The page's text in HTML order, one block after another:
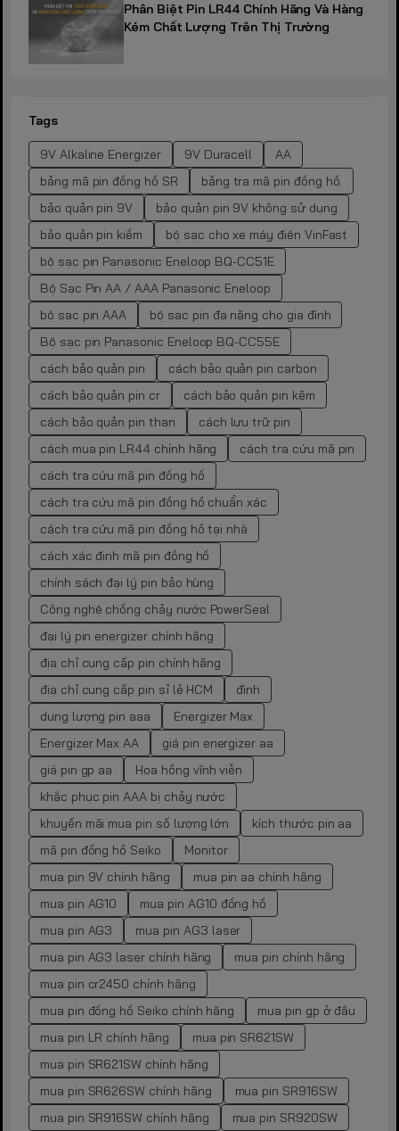
Phân Biệt Pin LR44 Chính Hãng Và Hàng
Kém Chất Lượng Trên Thị Trường
Tags
9V Alkaline Energizer 9V Duracell
AA
bảng mã pin đồng hồ SR
bảng tra mã pin đồng hồ.
bảo quản pin 9V
bảo quản pin 9V không sử dụng
bảo quản pin kiềm
bộ sạc cho xe máy điện VinFast
bộ sạc pin Panasonic Eneloop BQ-CC51E
Bộ Sạc Pin AA / AAA Panasonic Eneloop
bộ sạc pin AAA
bộ sạc pin đa năng cho gia đình
Bộ sạc pin Panasonic Eneloop BQ-CC55E
cách bảo quản pin
cách bảo quản pin carbon
cách bảo quản pin cr
cách bảo quản pin kẽm
cách bảo quản pin than
cách lưu trữ pin
cách mua pin LR44 chính hãng
cách tra cứu mã pin
cách tra cứu mã pin đồng hồ
cách tra cứu mã pin đồng hồ chuẩn xác
cách tra cứu mã pin đồng hồ tại nhà
cách xác định mã pin đồng hồ
chính sách đại lý pin bảo hùng
Công nghệ chống chảy nước PowerSeal
đại lý pin energizer chính hãng
địa chỉ cung cấp pin chính hãng
địa chỉ cung cấp pin sỉ lẻ HCM
đình
dung lượng pin aaa
Energizer Max
Energizer Max AA
giá pin energizer aa
giá pin gp aa
Hoa hồng vĩnh viễn
khắc phục pin AAA bị chảy nước
khuyến mãi mua pin số lượng lớn
kích thước pin aa
mã pin đồng hồ Seiko
Monitor
mua pin 9V chính hãng
mua pin aa chính hãng
mua pin AG10
mua pin AG10 đồng hồ
mua pin AG3
mua pin AG3 laser
mua pin AG3 laser chính hãng
mua pin chính hãng
mua pin cr2450 chính hãng
mua pin đồng hồ Seiko chính hãng
mua pin gp ở đâu
mua pin LR chính hãng
mua pin SR621SW
mua pin SR621SW chính hãng
mua pin SR626SW chính hãng
mua pin SR916SW
mua pin SR916SW chính hãng
mua pin SR920SW